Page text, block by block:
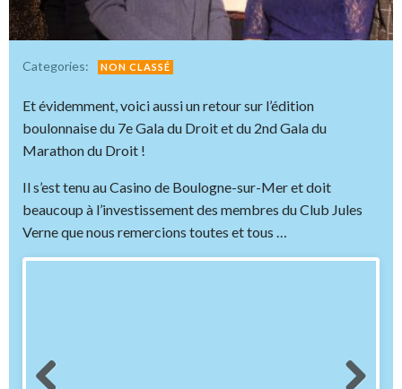
Categories: NON CLASSÉ
Et évidemment, voici aussi un retour sur l’édition
boulonnaise du 7e Gala du Droit et du 2nd Gala du
Marathon du Droit !
Il s’est tenu au Casino de Boulogne-sur-Mer et doit
beaucoup à l’investissement des membres du Club Jules
Verne que nous remercions toutes et tous …